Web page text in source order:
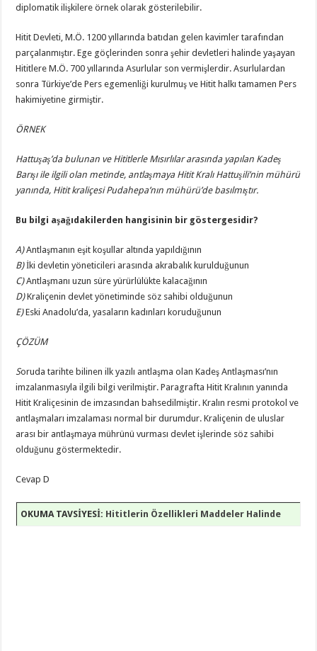
diplomatik ilişkilere örnek olarak gösterilebilir.
Hitit Devleti, M.Ö. 1200 yıllarında batıdan gelen kavimler tarafından
parçalanmıştır. Ege göçlerinden sonra şehir devletleri halinde yaşayan
Hititlere M.Ö. 700 yıllarında Asurlular son vermişlerdir. Asurlulardan
sonra Türkiye’de Pers egemenliği kurulmuş ve Hitit halkı tamamen Pers
hakimiyetine girmiştir.
ÖRNEK
Hattuşaş’da bulunan ve Hititlerle Mısırlılar arasında yapılan Kadeş
Barışı ile ilgili olan metinde, antlaşmaya Hitit Kralı Hattuşili’nin mühürü
yanında, Hitit kraliçesi Pudahepa’nın mühürü’de basılmıştır.
Bu bilgi aşağıdakilerden hangisinin bir göstergesidir?
A)Antlaşmanın eşit koşullar altında yapıldığının
B)İki devletin yöneticileri arasında akrabalık kurulduğunun
C)Antlaşmanı uzun süre yürürlülükte kalacağının
D)Kraliçenin devlet yönetiminde söz sahibi olduğunun
E)Eski Anadolu’da, yasaların kadınları koruduğunun
ÇÖZÜM
Soruda tarihte bilinen ilk yazılı antlaşma olan Kadeş Antlaşması’nın
imzalanmasıyla ilgili bilgi verilmiştir. Paragrafta Hitit Kralının yanında
Hitit Kraliçesinin de imzasından bahsedilmiştir. Kralın resmi protokol ve
antlaşmaları imzalaması normal bir durumdur. Kraliçenin de uluslar
arası bir antlaşmaya mührünü vurması devlet işlerinde söz sahibi
olduğunu göstermektedir.
Cevap D
OKUMA TAVSİYESİ: Hititlerin Özellikleri Maddeler Halinde